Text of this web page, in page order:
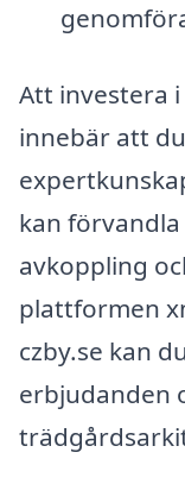
Att investera
innebär att
kan
avkoppling
plattformen
czby.se kan
erbjudanden